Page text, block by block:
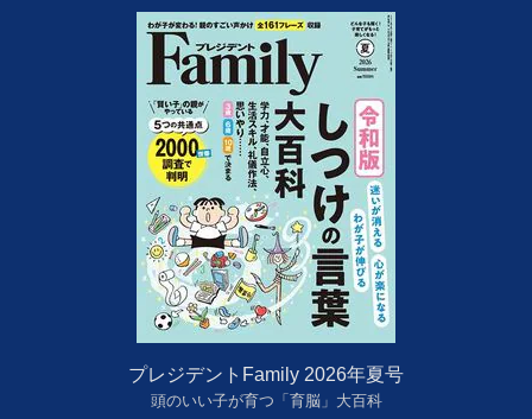
プレジデントFamily 2026年夏号
頭のいい子が育つ「育脳」大百科